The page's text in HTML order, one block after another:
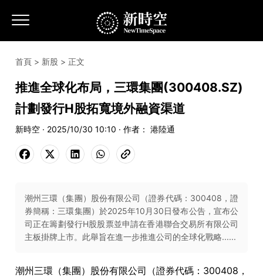
首頁 > 新股 > 正文
推進全球化布局，三環集團(300408.SZ)
計劃發行H股拓寬境外融資渠道
新時空 · 2025/10/30 10:10 · 作者： 港陸通
潮州三環（集團）股份有限公司（證券代碼：300408，證
券簡稱：三環集團）於2025年10月30日發布公告，宣布公
司正在籌劃發行H股股票並申請在香港聯合交易所有限公司
主板掛牌上市。此舉旨在進一步推進公司的全球化戰略......
潮州三環（集團）股份有限公司（證券代碼：300408，